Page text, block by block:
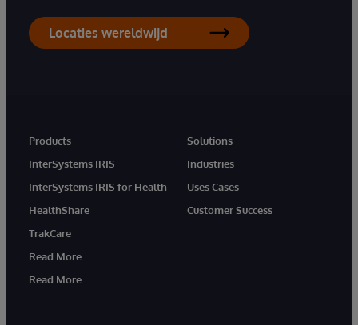
Locaties wereldwijd
Products
InterSystems IRIS
InterSystems IRIS for Health
HealthShare
TrakCare
Read More
Read More
Solutions
Industries
Uses Cases
Customer Success